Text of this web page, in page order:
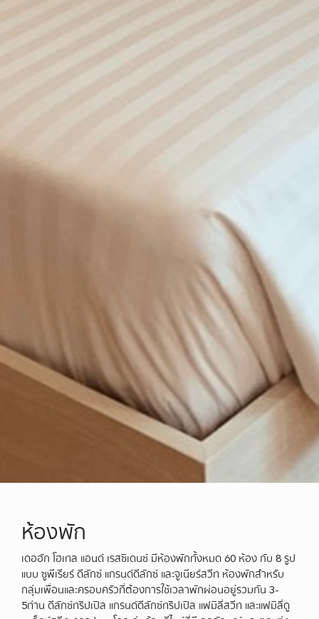
ห้องพัก
เดอฮัก โฮเทล แอนด์ เรสซิเดนซ์ มีห้องพักทั้งหมด 60 ห้อง กับ 8 รูป
แบบ ซูพีเรียร์ ดีลักซ์ แกรนด์ดีลักซ์ และจูเนียร์สวีท ห้องพักสำหรับ
กลุ่มเพื่อนและครอบครัวที่ต้องการใช้เวลาพักผ่อนอยู่รวมกัน 3-
5ท่าน ดีลักซ์ทริปเปิล แกรนด์ดีลักซ์ทริปเปิล แฟมิลี่สวีท และแฟมิลี่ดู